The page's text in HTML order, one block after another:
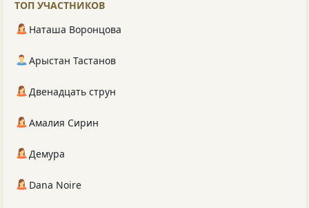
ТОП УЧАСТНИКОВ
Наташа Воронцова
Арыстан Тастанов
Двенадцать струн
Амалия Сирин
Демура
Dana Noire